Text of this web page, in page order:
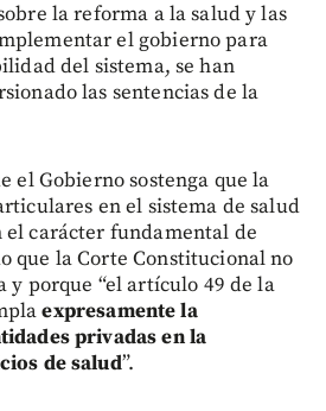
la reforma a la salud y las
el gobierno para
del sistema, se han
las sentencias de la
el Gobierno sostenga que la
en el sistema de salud
el carácter fundamental de
que la Corte Constitucional no
y porque “el artículo 49 de la
expresamente la
privadas en la
de salud”.